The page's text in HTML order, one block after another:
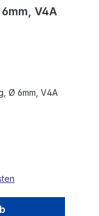
V4A
Ø 6mm, V4A